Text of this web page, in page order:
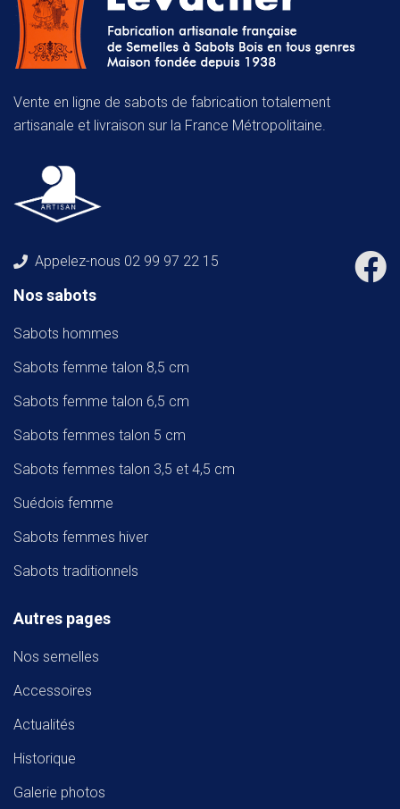
Vente en ligne de sabots de fabrication totalement
artisanale et livraison sur la France Métropolitaine.
Appelez-nous 02 99 97 22 15
Nos sabots
Sabots hommes
Sabots femme talon 8,5 cm
Sabots femme talon 6,5 cm
Sabots femmes talon 5 cm
Sabots femmes talon 3,5 et 4,5 cm
Suédois femme
Sabots femmes hiver
Sabots traditionnels
Autres pages
Nos semelles
Accessoires
Actualités
Historique
Galerie photos